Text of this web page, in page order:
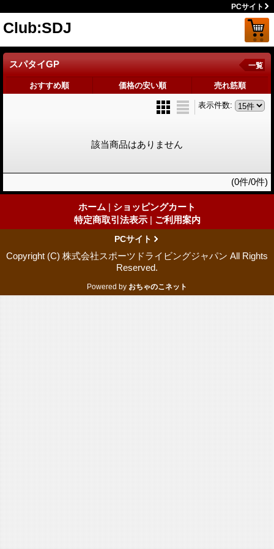
PCサイト
Club:SDJ
スパタイGP 一覧
おすすめ順 価格の安い順 売れ筋順
表示件数:
該当商品はありません
(0件/0件)
ホーム | ショッピングカート
特定商取引法表示 | ご利用案内
PCサイト
Copyright (C) 株式会社スポーツドライビングジャパン All Rights
Reserved.
Powered by おちゃのこネット